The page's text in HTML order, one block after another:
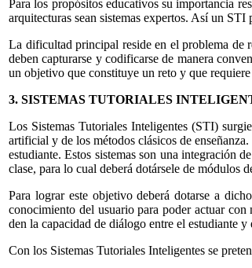
Para los propósitos educativos su importancia
arquitecturas sean sistemas expertos. Así un
La dificultad principal reside en el problema de
deben capturarse y codificarse de manera
un objetivo que constituye un reto y que
3. SISTEMAS TUTORIALES
Los Sistemas Tutoriales Inteligentes (STI)
artificial y de los métodos clásicos de
estudiante. Estos sistemas son una integración
clase, para lo cual deberá dotársele de módulos
Para lograr este objetivo deberá dotarse a
conocimiento del usuario para poder actuar
den la capacidad de diálogo entre el estudiante y
Con los Sistemas Tutoriales Inteligentes se